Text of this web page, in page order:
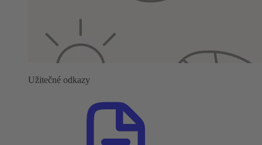
Užitečné odkazy